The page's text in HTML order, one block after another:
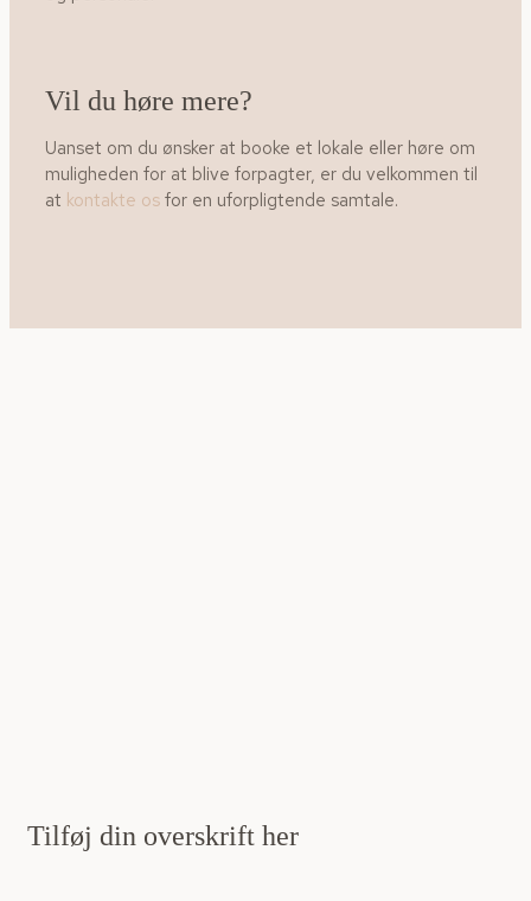
Vil du høre mere?
Uanset om du ønsker at booke et lokale eller høre om
muligheden for at blive forpagter, er du velkommen til
at kontakte os for en uforpligtende samtale.
Tilføj din overskrift her